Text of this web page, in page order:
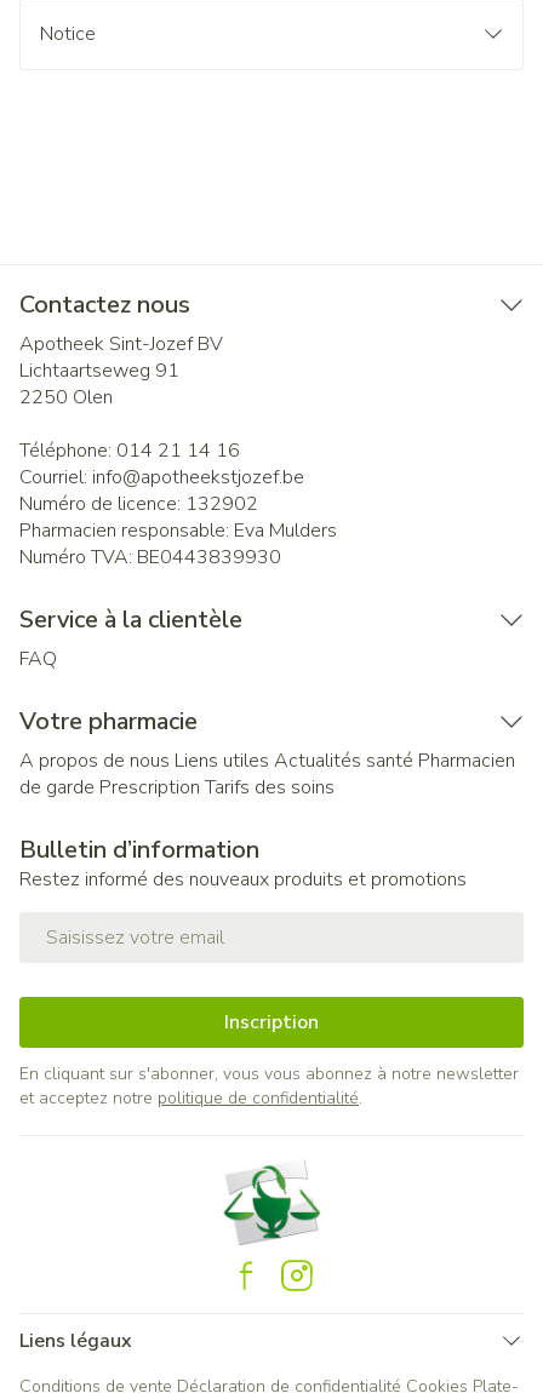
Notice
Contactez nous
Apotheek Sint-Jozef BV
Lichtaartseweg 91
2250 Olen
Téléphone: 014 21 14 16
Courriel: info@apotheekstjozef.be
Numéro de licence: 132902
Pharmacien responsable: Eva Mulders
Numéro TVA: BE0443839930
Service à la clientèle
FAQ
Votre pharmacie
A propos de nous Liens utiles Actualités santé Pharmacien
de garde Prescription Tarifs des soins
Bulletin d’information
Restez informé des nouveaux produits et promotions
Inscription
En cliquant sur s'abonner, vous vous abonnez à notre newsletter
et acceptez notre politique de confidentialité.
Liens légaux
Conditions de vente Déclaration de confidentialité Cookies Plate-